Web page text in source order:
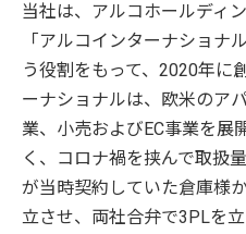
当社は、アルコホールディ
「アルコインターナショナ
う役割をもって、2020年に
ーナショナルは、欧米のア
業、小売およびEC事業を展
く、コロナ禍を挟んで取扱
が当時契約していた倉庫様
立させ、両社合弁で3PLを